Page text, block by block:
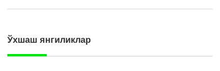
Ўхшаш янгиликлар